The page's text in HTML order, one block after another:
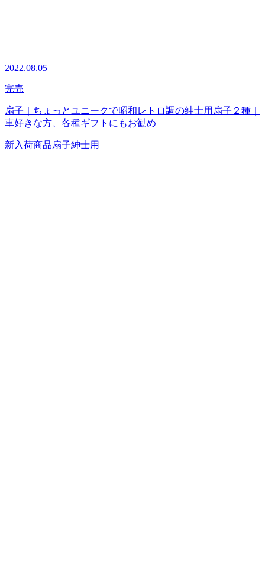
2022.08.05
完売
扇子｜ちょっとユニークで昭和レトロ調の紳士用扇子２種｜
車好きな方、各種ギフトにもお勧め
新入荷商品扇子紳士用